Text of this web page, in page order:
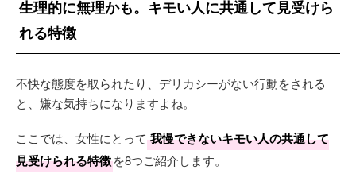
生理的に無理かも。キモい人に共通して見受けら
れる特徴
不快な態度を取られたり、デリカシーがない行動をされる
と、嫌な気持ちになりますよね。
ここでは、女性にとって 我慢できないキモい人の共通して
見受けられる特徴を8つご紹介します。